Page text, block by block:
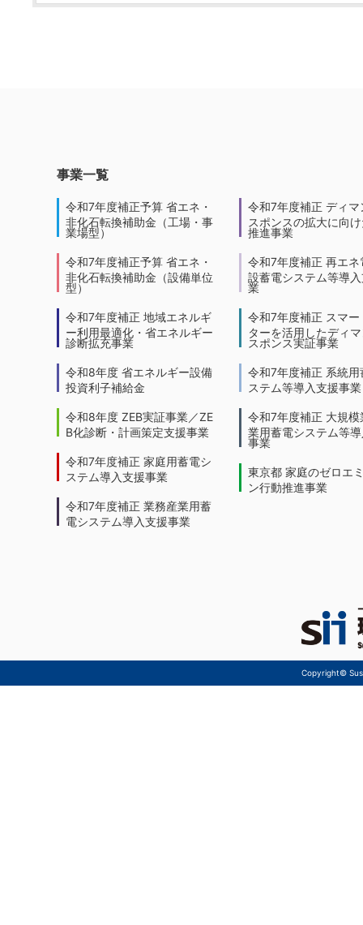
事業一覧
令和7年度補正予算 省エネ・
非化石転換補助金（工場・事
業場型）
令和7年度補正予算 省エネ・
非化石転換補助金（設備単位
型）
令和7年度補正 地域エネルギ
ー利用最適化・省エネルギー
診断拡充事業
令和8年度 省エネルギー設備
投資利子補給金
令和8年度 ZEB実証事業／ZE
B化診断・計画策定支援事業
令和7年度補正 家庭用蓄電シ
ステム導入支援事業
令和7年度補正 業務産業用蓄
電システム導入支援事業
令和7年度補正 ディマ
スポンスの拡大に向
推進事業
令和7年度補正 再エネ
設蓄電システム等導
業
令和7年度補正 スマー
ターを活用したディ
スポンス実証事業
令和7年度補正 系統用
ステム等導入支援事業
令和7年度補正 大規模
業用蓄電システム等
事業
東京都 家庭のゼロエ
ン行動推進事業
Copyright©